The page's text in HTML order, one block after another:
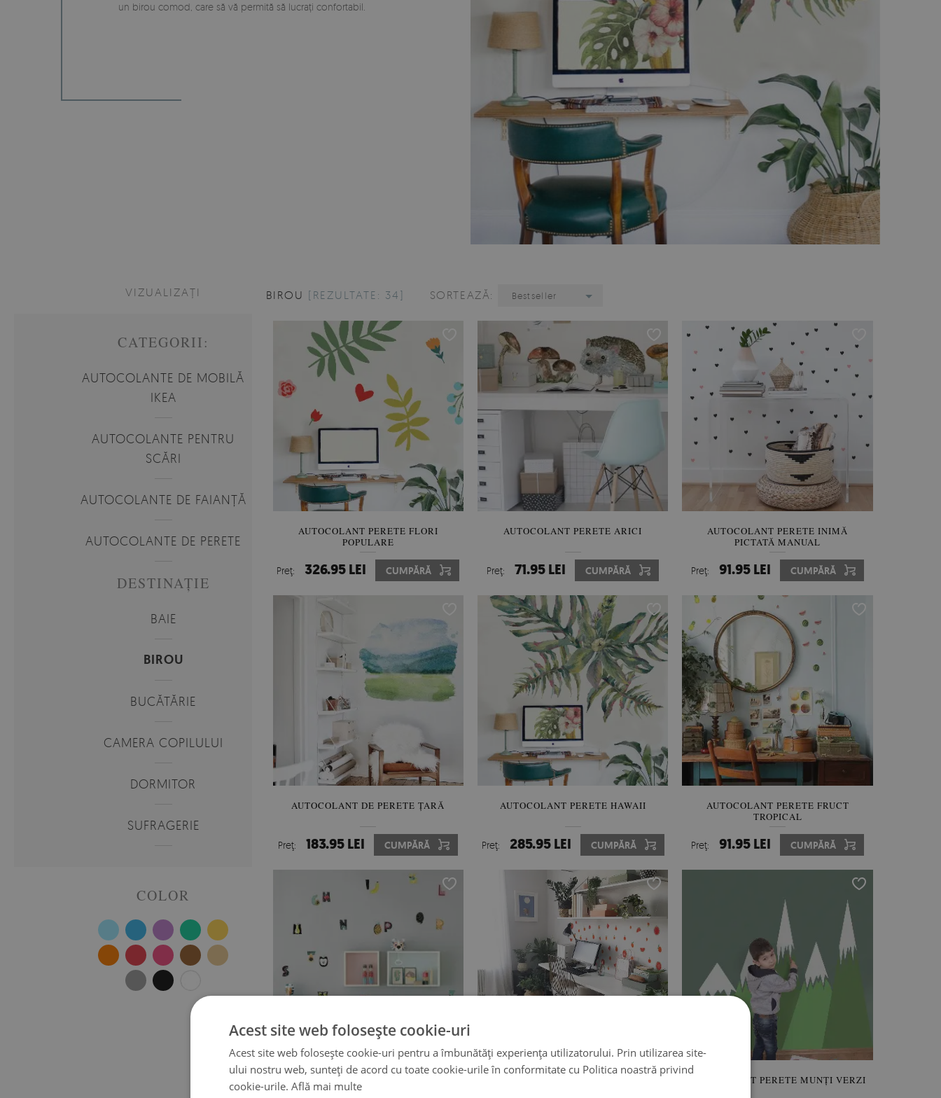
un birou comod, care să vă permită să lucrați confortabil.
VIZUALIZAȚI
CATEGORII:
AUTOCOLANTE DE MOBILĂ
IKEA
AUTOCOLANTE PENTRU
SCĂRI
AUTOCOLANTE DE FAIANȚĂ
AUTOCOLANTE DE PERETE
DESTINAȚIE
BAIE
BIROU
BUCĂTĂRIE
CAMERA COPILULUI
DORMITOR
SUFRAGERIE
COLOR
BIROU [REZULTATE: 34] SORTEAZĂ: Bestseller
AUTOCOLANT PERETE FLORI
POPULARE
Preţ: 326.95 LEI CUMPĂRĂ
AUTOCOLANT PERETE ARICI
Preţ: 71.95 LEI CUMPĂRĂ
AUTOCOLANT PERETE INIMĂ
PICTATĂ MANUAL
Preţ: 91.95 LEI CUMPĂRĂ
AUTOCOLANT DE PERETE ȚARĂ
Preţ: 183.95 LEI CUMPĂRĂ
AUTOCOLANT PERETE HAWAII
Preţ: 285.95 LEI CUMPĂRĂ
AUTOCOLANT PERETE FRUCT
TROPICAL
Preţ: 91.95 LEI CUMPĂRĂ
AUTOCOLANT PERETE ALFABETUL
FRUCTELOR
AUTOCOLANT PERETE MUNȚI VERZI
Acest site web folosește cookie-uri
Acest site web folosește cookie-uri pentru a îmbunătăți experiența utilizatorului. Prin utilizarea site-
ului nostru web, sunteți de acord cu toate cookie-urile în conformitate cu Politica noastră privind
cookie-urile. Află mai multe